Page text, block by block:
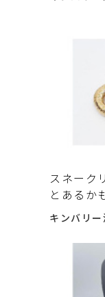
スネーク
とあるか
キンバリ